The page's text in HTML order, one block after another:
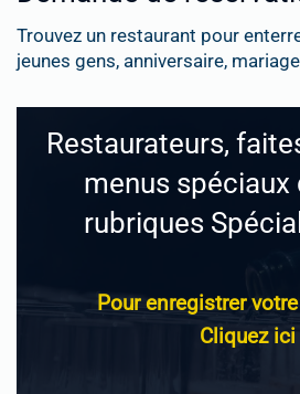
Trouvez un restaurant pour
jeunes gens, anniversaire,
Restaurateurs,
menus spéciaux
rubriques
Pour enregistrer
Cliquez ici